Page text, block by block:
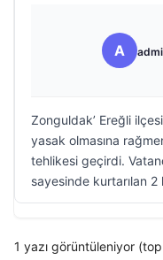
A
Zonguldak’ Ereğli
yasak olmasına
tehlikesi geçirdi.
sayesinde kurtarılan 2
1 yazı görüntüleniyor